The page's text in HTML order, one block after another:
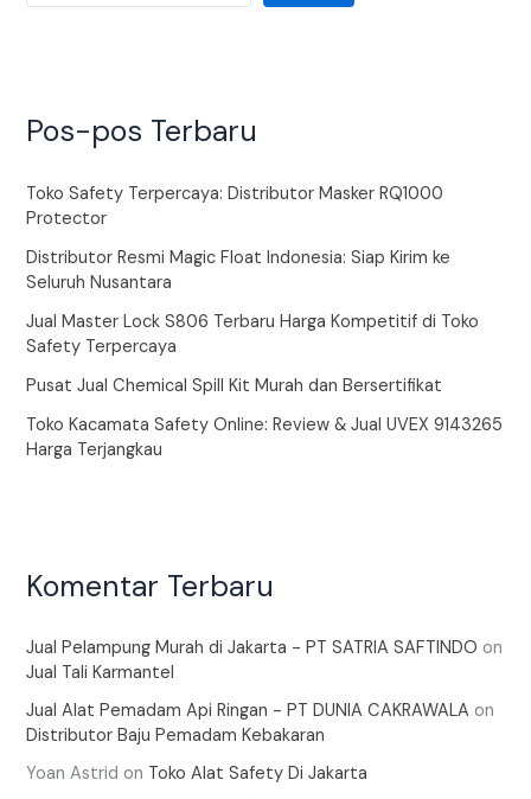
Pos-pos Terbaru
Toko Safety Terpercaya: Distributor Masker RQ1000
Protector
Distributor Resmi Magic Float Indonesia: Siap Kirim ke
Seluruh Nusantara
Jual Master Lock S806 Terbaru Harga Kompetitif di Toko
Safety Terpercaya
Pusat Jual Chemical Spill Kit Murah dan Bersertifikat
Toko Kacamata Safety Online: Review & Jual UVEX 9143265
Harga Terjangkau
Komentar Terbaru
Jual Pelampung Murah di Jakarta - PT SATRIA SAFTINDO on
Jual Tali Karmantel
Jual Alat Pemadam Api Ringan - PT DUNIA CAKRAWALA on
Distributor Baju Pemadam Kebakaran
Yoan Astrid on Toko Alat Safety Di Jakarta